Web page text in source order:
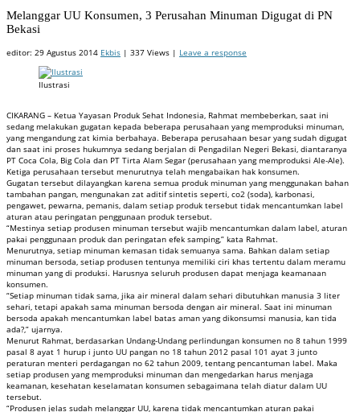
Melanggar UU Konsumen, 3 Perusahan Minuman Digugat di PN
Bekasi
editor: 29 Agustus 2014 Ekbis | 337 Views | Leave a response
Ilustrasi
CIKARANG – Ketua Yayasan Produk Sehat Indonesia, Rahmat membeberkan, saat ini
sedang melakukan gugatan kepada beberapa perusahaan yang memproduksi minuman,
yang mengandung zat kimia berbahaya. Beberapa perusahaan besar yang sudah digugat
dan saat ini proses hukumnya sedang berjalan di Pengadilan Negeri Bekasi, diantaranya
PT Coca Cola, Big Cola dan PT Tirta Alam Segar (perusahaan yang memproduksi Ale-Ale).
Ketiga perusahaan tersebut menurutnya telah mengabaikan hak konsumen.
Gugatan tersebut dilayangkan karena semua produk minuman yang menggunakan bahan
tambahan pangan, mengunakan zat aditif sintetis seperti, co2 (soda), karbonasi,
pengawet, pewarna, pemanis, dalam setiap produk tersebut tidak mencantumkan label
aturan atau peringatan penggunaan produk tersebut.
“Mestinya setiap produsen minuman tersebut wajib mencantumkan dalam label, aturan
pakai penggunaan produk dan peringatan efek samping,” kata Rahmat.
Menurutnya, setiap minuman kemasan tidak semuanya sama. Bahkan dalam setiap
minuman bersoda, setiap produsen tentunya memiliki ciri khas tertentu dalam meramu
minuman yang di produksi. Harusnya seluruh produsen dapat menjaga keamanaan
konsumen.
“Setiap minuman tidak sama, jika air mineral dalam sehari dibutuhkan manusia 3 liter
sehari, tetapi apakah sama minuman bersoda dengan air mineral. Saat ini minuman
bersoda apakah mencantumkan label batas aman yang dikonsumsi manusia, kan tida
ada?,” ujarnya.
Menurut Rahmat, berdasarkan Undang-Undang perlindungan konsumen no 8 tahun 1999
pasal 8 ayat 1 hurup i junto UU pangan no 18 tahun 2012 pasal 101 ayat 3 junto
peraturan menteri perdagangan no 62 tahun 2009, tentang pencantuman label. Maka
setiap produsen yang memproduksi minuman dan mengedarkan harus menjaga
keamanan, kesehatan keselamatan konsumen sebagaimana telah diatur dalam UU
tersebut.
“Produsen jelas sudah melanggar UU, karena tidak mencantumkan aturan pakai